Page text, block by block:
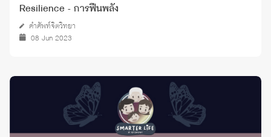
Resilience - การฟื้นพลัง
คำศัพท์จิตวิทยา
08 Jun 2023